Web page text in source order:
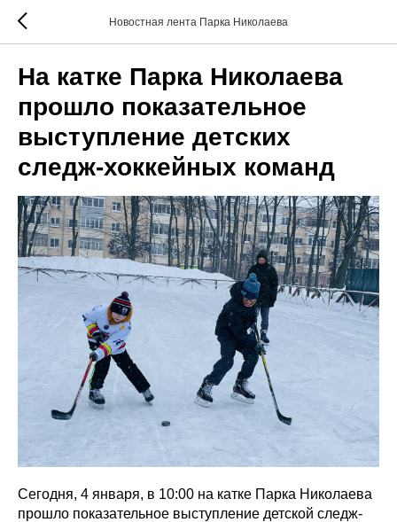
Новостная лента Парка Николаева
На катке Парка Николаева
прошло показательное
выступление детских
следж-хоккейных команд
Сегодня, 4 января, в 10:00 на катке Парка Николаева
прошло показательное выступление детской следж-